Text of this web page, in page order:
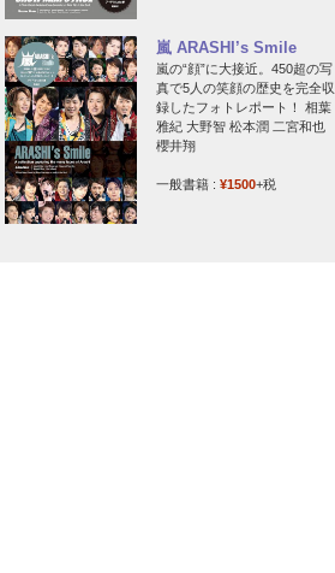
嵐 ARASHI’s Smile
嵐の“顔”に大接近。450超の写
真で5人の笑顔の歴史を完全収
録したフォトレポート！ 相葉
雅紀 大野智 松本潤 二宮和也
櫻井翔
一般書籍 : ¥1500+税